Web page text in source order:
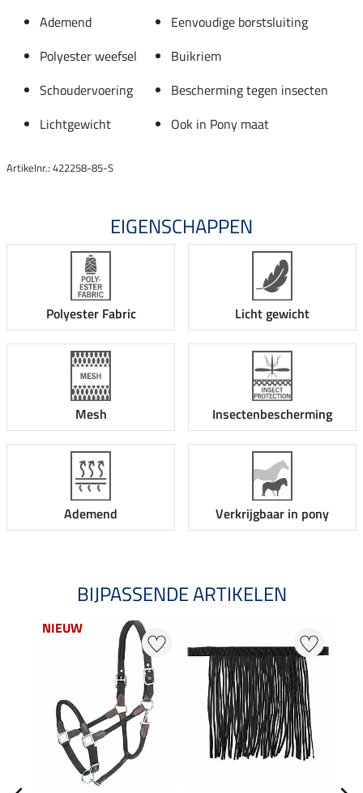
Ademend
Eenvoudige borstsluiting
Polyester weefsel
Buikriem
Schoudervoering
Bescherming tegen insecten
Lichtgewicht
Ook in Pony maat
Artikelnr.: 422258-85-S
EIGENSCHAPPEN
Polyester Fabric Licht gewicht
Mesh Insectenbescherming
Ademend Verkrijgbaar in pony
BIJPASSENDE ARTIKELEN
NIEUW